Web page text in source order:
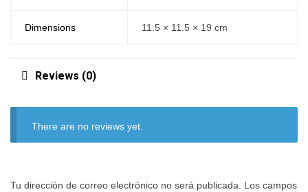
Dimensions 11.5 × 11.5 × 19 cm
Reviews (0)
There are no reviews yet.
Tu dirección de correo electrónico no será publicada.
Los campos